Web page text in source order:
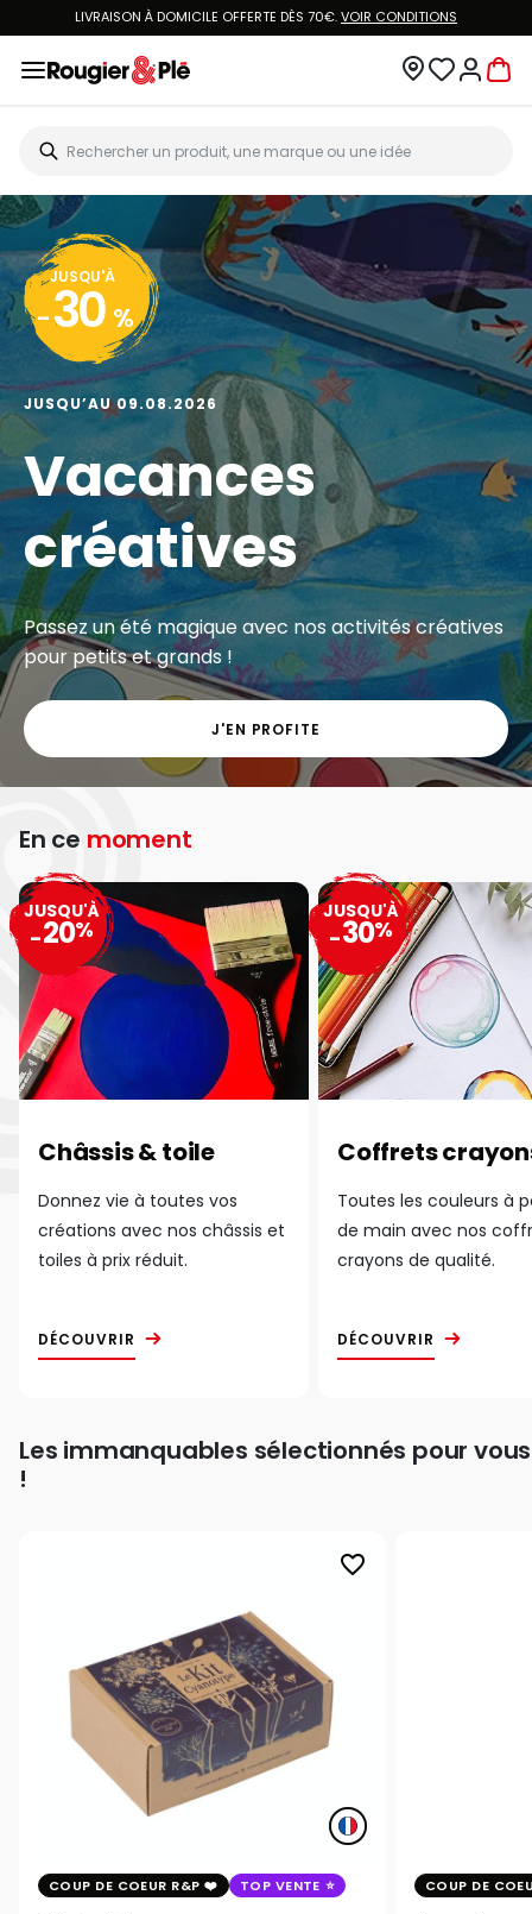
LIVRAISON À DOMICILE OFFERTE DÈS 70€.VOIR CONDITIONS
JUSQU'À
- 30 %
JUSQU’AU 09.08.2026
Vacances
créatives
Passez un été magique avec nos activités créatives
pour petits et grands !
J'EN PROFITE
En ce moment
Châssis & toile
Donnez vie à toutes vos
créations avec nos châssis et
toiles à prix réduit.
DÉCOUVRIR
JUSQU'À
-20%
Coffrets
Toutes les couleurs à
de main avec nos
crayons de qualité.
DÉCOUVRIR
JUSQU'À
-30%
Les immanquables sélectionnés pour vous
!
favorite_border
COUP DE COEUR R&P TOP VENTE COUP DE